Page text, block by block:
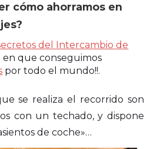
cómo ahorramos en
del Intercambio de
en que conseguimos
por todo el mundo!!.
se realiza el recorrido son
con un techado, y dispone
de coche»…